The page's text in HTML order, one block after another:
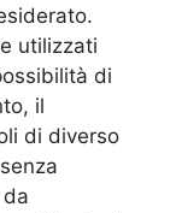
utilizzati
di
il
di diverso